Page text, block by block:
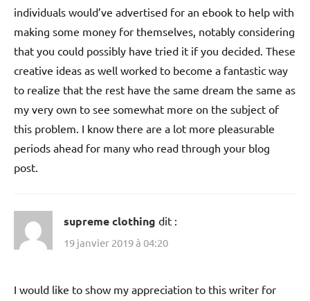
individuals would’ve advertised for an ebook to help with
making some money for themselves, notably considering
that you could possibly have tried it if you decided. These
creative ideas as well worked to become a fantastic way
to realize that the rest have the same dream the same as
my very own to see somewhat more on the subject of
this problem. I know there are a lot more pleasurable
periods ahead for many who read through your blog
post.
supreme clothing dit :
19 janvier 2019 à 04:20
I would like to show my appreciation to this writer for